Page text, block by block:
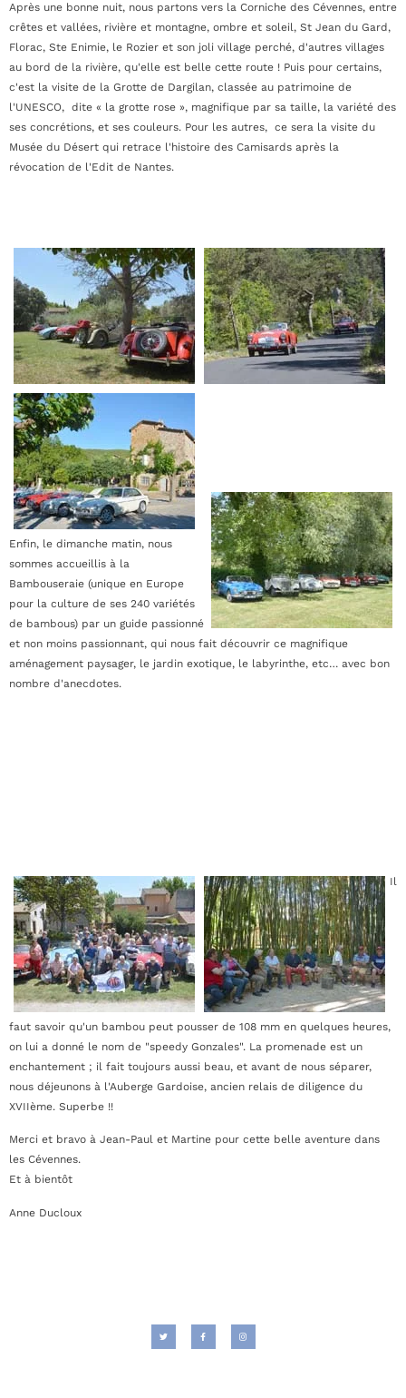
Après une bonne nuit, nous partons vers la Corniche des Cévennes, entre
crêtes et vallées, rivière et montagne, ombre et soleil, St Jean du Gard,
Florac, Ste Enimie, le Rozier et son joli village perché, d'autres villages
au bord de la rivière, qu'elle est belle cette route ! Puis pour certains,
c'est la visite de la Grotte de Dargilan, classée au patrimoine de
l'UNESCO, dite « la grotte rose », magnifique par sa taille, la variété des
ses concrétions, et ses couleurs. Pour les autres, ce sera la visite du
Musée du Désert qui retrace l'histoire des Camisards après la
révocation de l'Edit de Nantes.
Enfin, le dimanche matin, nous
sommes accueillis à la
Bambouseraie (unique en Europe
pour la culture de ses 240 variétés
de bambous) par un guide passionné
et non moins passionnant, qui nous fait découvrir ce magnifique
aménagement paysager, le jardin exotique, le labyrinthe, etc… avec bon
nombre d'anecdotes.
Il
faut savoir qu'un bambou peut pousser de 108 mm en quelques heures,
on lui a donné le nom de "speedy Gonzales". La promenade est un
enchantement ; il fait toujours aussi beau, et avant de nous séparer,
nous déjeunons à l'Auberge Gardoise, ancien relais de diligence du
XVIIème. Superbe !!
Merci et bravo à Jean-Paul et Martine pour cette belle aventure dans
les Cévennes.
Et à bientôt
Anne Ducloux